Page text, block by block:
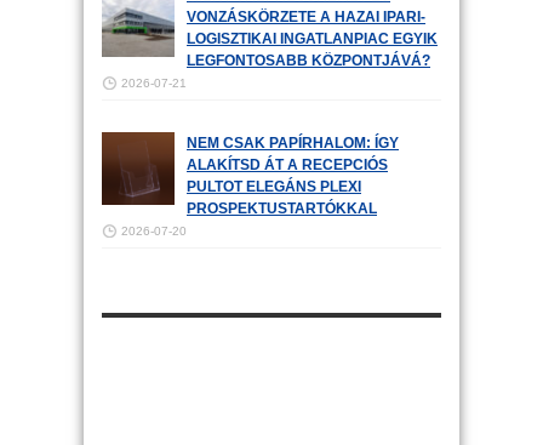
VONZÁSKÖRZETE A HAZAI IPARI-
LOGISZTIKAI INGATLANPIAC EGYIK
LEGFONTOSABB KÖZPONTJÁVÁ?
2026-07-21
NEM CSAK PAPÍRHALOM: ÍGY
ALAKÍTSD ÁT A RECEPCIÓS
PULTOT ELEGÁNS PLEXI
PROSPEKTUSTARTÓKKAL
2026-07-20